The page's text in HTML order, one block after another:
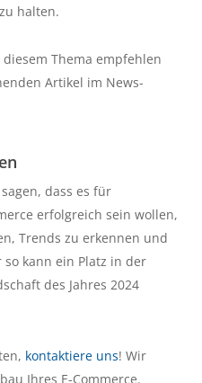
halten.
Thema empfehlen
Artikel im News-
dass es für
erfolgreich sein wollen,
Trends zu erkennen und
kann ein Platz in der
des Jahres 2024
kontaktiere uns! Wir
Ihres E-Commerce.